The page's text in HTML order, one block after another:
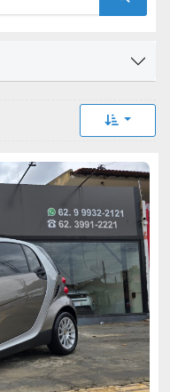
Toggle